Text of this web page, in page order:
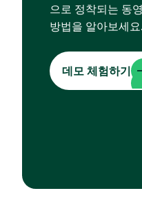
으로 정착되는 동
방법을 알아보세요.
데모 체험하기